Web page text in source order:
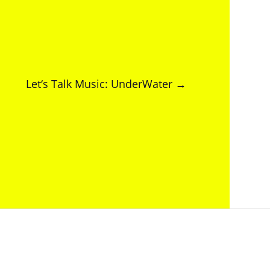
Let‘s Talk Music: UnderWater→